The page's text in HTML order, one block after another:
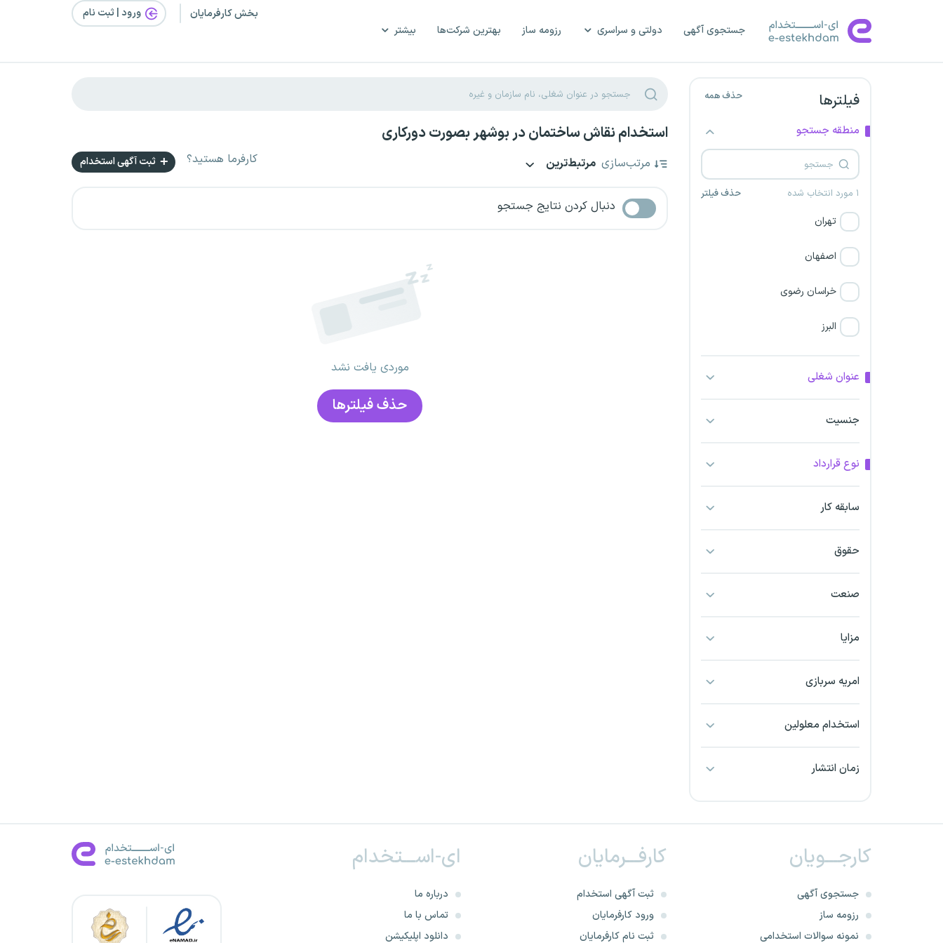
جستجوی آگهی دولتی و سراسری رزومه ساز بهترین شرکت‌ها بیشتر
بخش کارفرمایان ورود | ثبت‌ نام
فیلترها حذف همه
منطقه جستجو
۱ مورد انتخاب شده حذف فیلتر
تهران
اصفهان
خراسان رضوی
البرز
اراک
اردبیل
بندرعباس
خراسان شمالی
خرم آباد
خوزستان
عنوان شغلی
جنسیت
نوع قرارداد
سابقه کار
حقوق
صنعت
مزایا
امریه سربازی
استخدام معلولین
زمان انتشار
استخدام نقاش ساختمان در بوشهر بصورت دورکاری
مرتب‌سازی مرتبط‌ترین کارفرما هستید؟ ثبت آگهی استخدام
دنبال کردن نتایج جستجو
موردی یافت نشد
حذف فیلتر‌ها
کارجـــویان
جستجوی آگهی
رزومه ساز
نمونه سوالات استخدامی
کارفـــرمایان
ثبت آگهی استخدام
ورود کارفرمایان
ثبت نام کارفرمایان
ای-اســـتخدام
درباره ما
تماس با ما
دانلود اپلیکیشن